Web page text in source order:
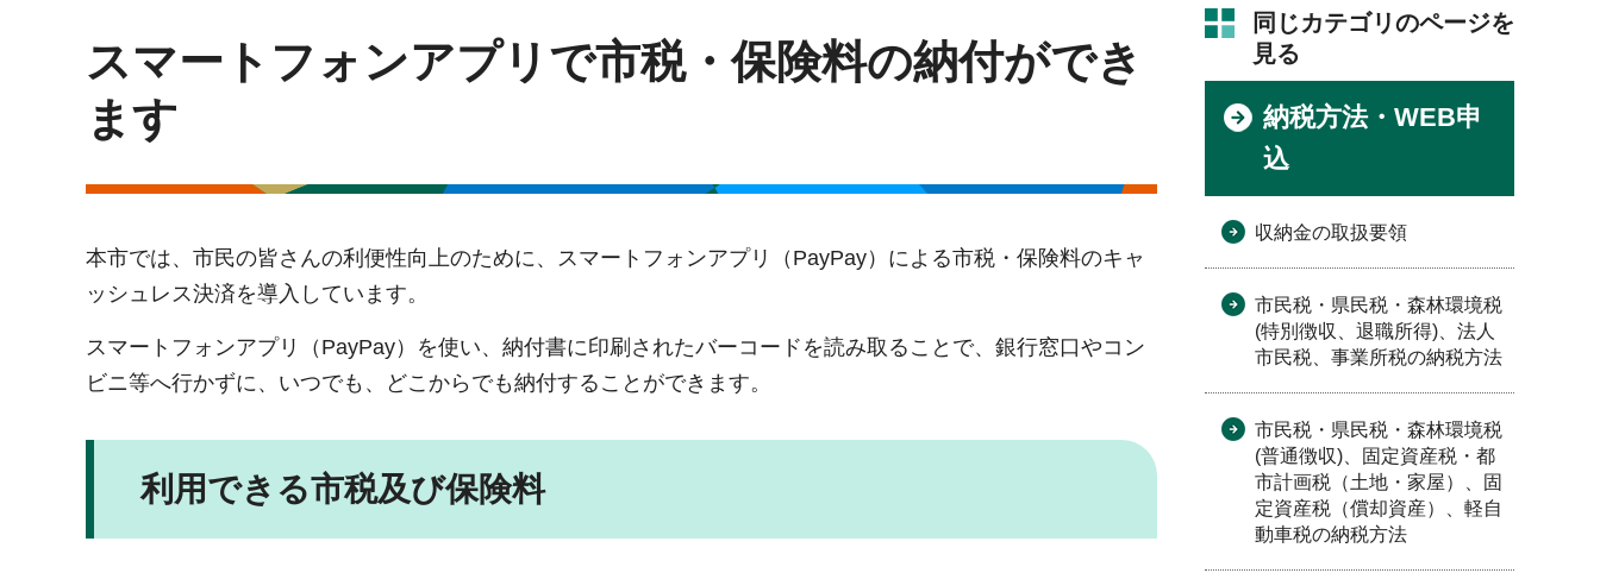
スマートフォンアプリで市税・保険料の納付ができ
ます
本市では、市民の皆さんの利便性向上のために、スマートフォンアプリ（PayPay）による市税・保険料のキャ
ッシュレス決済を導入しています。
スマートフォンアプリ（PayPay）を使い、納付書に印刷されたバーコードを読み取ることで、銀行窓口やコン
ビニ等へ行かずに、いつでも、どこからでも納付することができます。
利用できる市税及び保険料
同じカテゴリのページを
見る
納税方法・WEB申
込
収納金の取扱要領
市民税・県民税・森林環境税
(特別徴収、退職所得)、法人
市民税、事業所税の納税方法
市民税・県民税・森林環境税
(普通徴収)、固定資産税・都
市計画税（土地・家屋）、固
定資産税（償却資産）、軽自
動車税の納税方法